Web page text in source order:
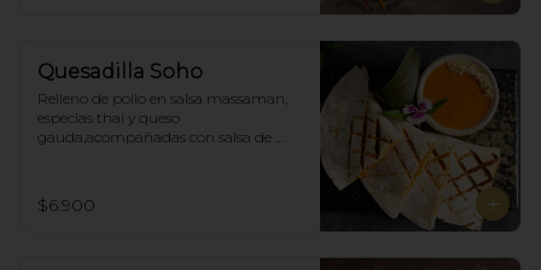
Quesadilla Soho
Relleno de pollo en salsa massaman,
especias thai y queso
gauda,acompañadas con salsa de
$6.900